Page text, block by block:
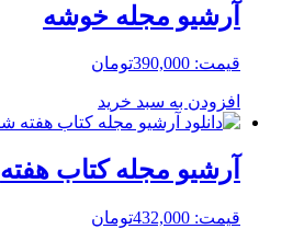
آرشیو مجله خوشه
قیمت: 390,000تومان
افزودن به سبد خرید
آرشیو مجله کتاب هفته
قیمت: 432,000تومان